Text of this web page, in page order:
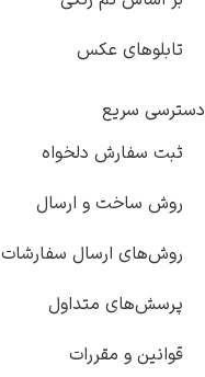
تابلوهای عکس
دسترسی سریع
ثبت سفارش دلخواه
روش ساخت و ارسال
روش‌های ارسال سفارشات
پرسش‌های متداول
قوانین و مقررات